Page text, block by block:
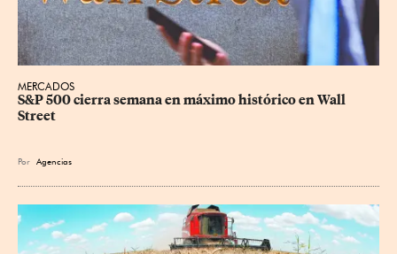
MERCADOS
S&P 500 cierra semana en máximo histórico en Wall
Street
Por Agencias